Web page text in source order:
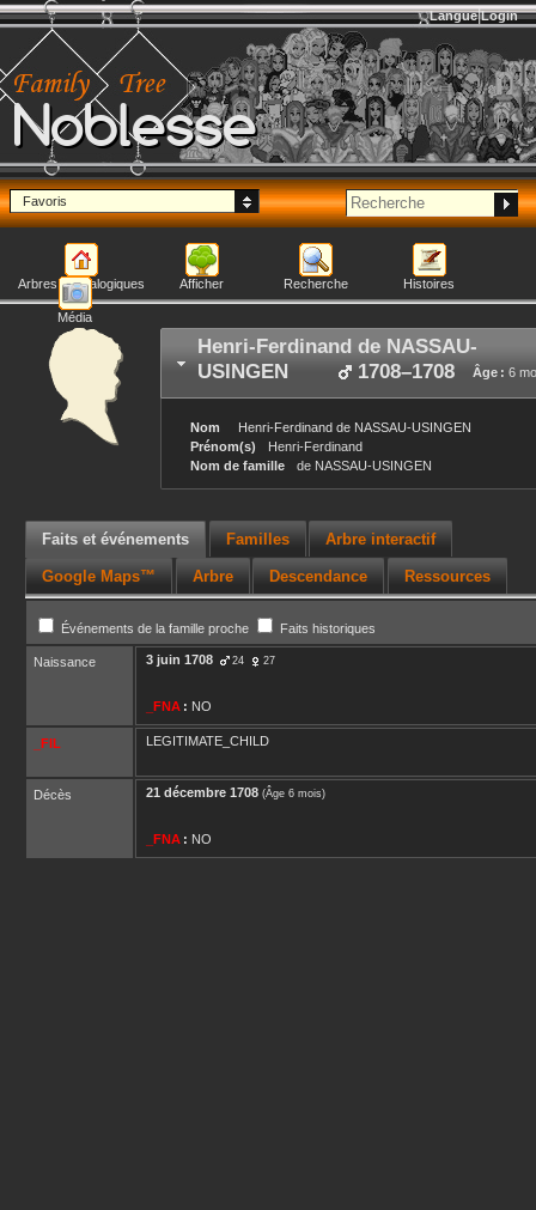
Noblesse
Langue Login
Favoris
Arbres généalogiques Afficher Recherche Histoires
Média
Henri-Ferdinand de NASSAU-
USINGEN
Âge : 6
1708–1708
Nom Henri-Ferdinand de NASSAU-USINGEN
Prénom(s)
Henri-Ferdinand
Nom de famille
de NASSAU-USINGEN
Faits et événements Familles Arbre interactif
Google Maps™ Arbre Descendance Ressources
Événements de la famille proche Faits historiques
Naissance 3 juin 1708 24 27
_FNA : NO
_FIL LEGITIMATE_CHILD
Décès 21 décembre 1708 (Âge 6 mois)
_FNA : NO